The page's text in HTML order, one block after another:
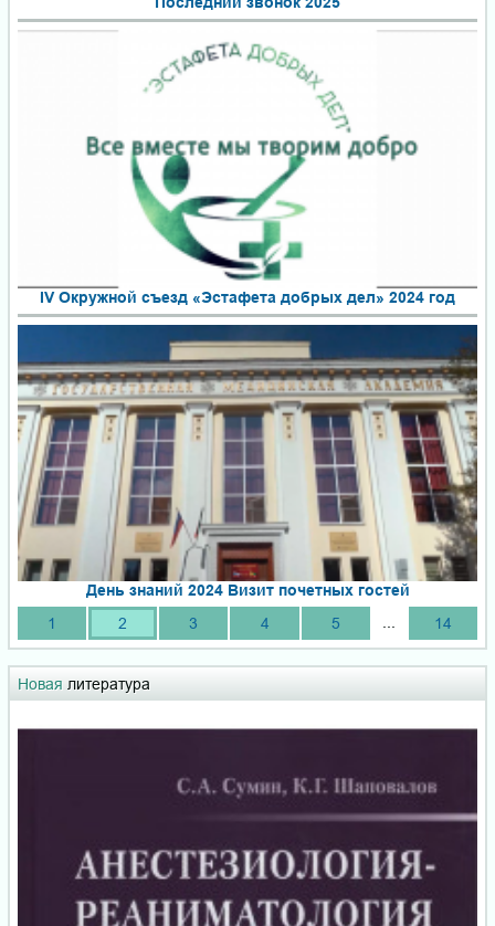
IV Окружной съезд «Эстафета добрых дел» 2024 год
День знаний 2024 Визит почетных гостей
1
2 3 4 5 ... 14
Новая литература